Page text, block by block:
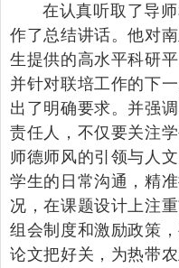
在认真听取了导
作了总结讲话。他对
生提供的高水平科研
并针对联培工作的下
出了明确要求。并强
责任人，不仅要关注
师德师风的引领与人
学生的日常沟通，精
况，在课题设计上注
组会制度和激励政策
论文把好关，为热带